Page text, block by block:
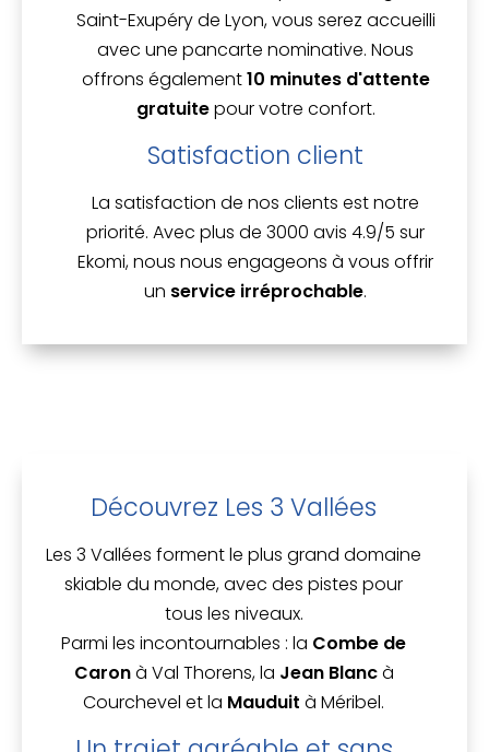
Saint-Exupéry de Lyon, vous serez accueilli
avec une pancarte nominative. Nous
offrons également10 minutes d'attente
gratuitepour votre confort.
Satisfaction client
La satisfaction de nos clients est notre
priorité. Avec plus de 3000 avis 4.9/5 sur
Ekomi, nous nous engageons à vous offrir
un service irréprochable.
Découvrez Les 3 Vallées
Les 3 Vallées forment le plus grand domaine
skiable du monde, avec des pistes pour
tous les niveaux.
Parmi les incontournables : la Combe de
Caronà Val Thorens, la Jean Blancà
Courchevel et la Mauduit à Méribel.